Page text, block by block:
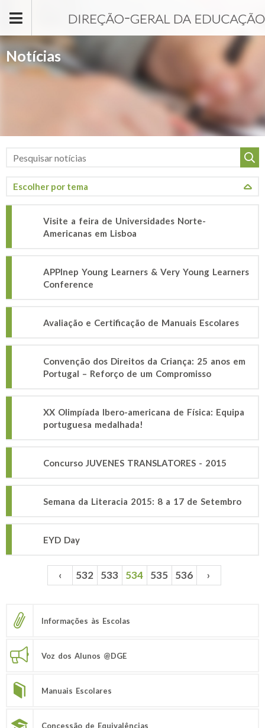
Notícias
Visite a feira de Universidades Norte-
Americanas em Lisboa
APPInep Young Learners & Very Young Learners
Conference
Avaliação e Certificação de Manuais Escolares
Convenção dos Direitos da Criança: 25 anos em
Portugal – Reforço de um Compromisso
XX Olimpíada Ibero-americana de Física: Equipa
portuguesa medalhada!
Concurso JUVENES TRANSLATORES - 2015
Semana da Literacia 2015: 8 a 17 de Setembro
EYD Day
Páginas ‹ 532 533 534 535 536 ›
Informações às Escolas
Voz dos Alunos @DGE
Manuais Escolares
Concessão de Equivalências